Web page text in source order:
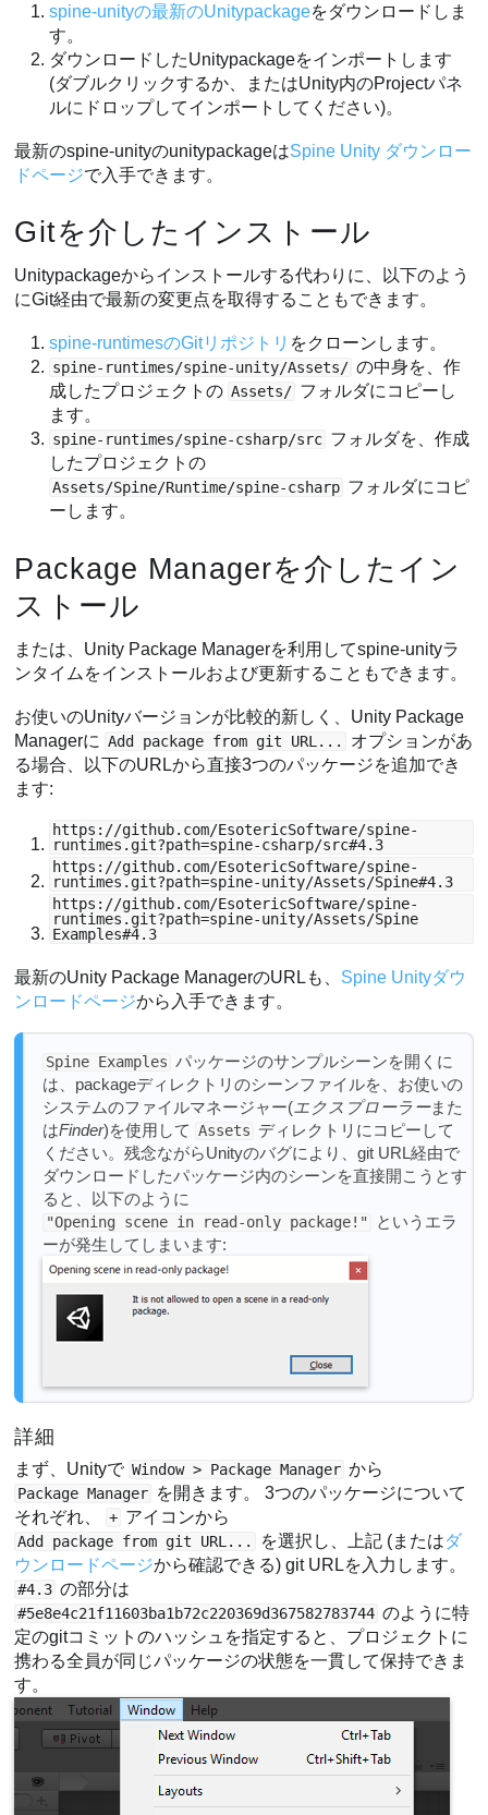
spine-unityの最新のUnitypackageをダウンロードしま
す。
ダウンロードしたUnitypackageをインポートします
(ダブルクリックするか、またはUnity内のProjectパネ
ルにドロップしてインポートしてください)。
最新のspine-unityのunitypackageはSpine Unity ダウンロー
ドページで入手できます。
Gitを介したインストール
Unitypackageからインストールする代わりに、以下のよう
にGit経由で最新の変更点を取得することもできます。
spine-runtimesのGitリポジトリ をクローンします。
spine-runtimes/spine-unity/Assets/ の中身を、作
成したプロジェクトの Assets/ フォルダにコピーし
ます。
spine-runtimes/spine-csharp/src フォルダを、作成
したプロジェクトの
Assets/Spine/Runtime/spine-csharp フォルダにコピ
ーします。
Package Managerを介したイン
ストール
または、Unity Package Managerを利用してspine-unityラ
ンタイムをインストールおよび更新することもできます。
お使いのUnityバージョンが比較的新しく、Unity Package
Managerに Add package from git URL...
オプションがあ
る場合、以下のURLから直接3つのパッケージを追加でき
ます:
https://github.com/EsotericSoftware/spine-
runtimes.git?path=spine-csharp/src#4.3
https://github.com/EsotericSoftware/spine-
runtimes.git?path=spine-unity/Assets/Spine#4.3
https://github.com/EsotericSoftware/spine-
runtimes.git?path=spine-unity/Assets/Spine
Examples#4.3
最新のUnity Package ManagerのURLも、 Spine Unityダウ
ンロードページから入手できます。
Spine Examples パッケージのサンプルシーンを開くに
は、packageディレクトリのシーンファイルを、お使いの
システムのファイルマネージャー(エクスプローラーまた
はFinder)を使用して Assets ディレクトリにコピーして
ください。残念ながらUnityのバグにより、git URL経由で
ダウンロードしたパッケージ内のシーンを直接開こうとす
ると、以下のように
"Opening scene in read-only package!"
というエラ
ーが発生してしまいます:
詳細
まず、Unityで Window > Package Manager から
Package Manager を開きます。 3つのパッケージについて
それぞれ、
+ アイコンから
Add package from git URL... を選択し、上記 (またはダ
ウンロードページから確認できる) git URLを入力します。
#4.3 の部分は
#5e8e4c21f11603ba1b72c220369d367582783744 のように特
定のgitコミットのハッシュを指定すると、プロジェクトに
携わる全員が同じパッケージの状態を一貫して保持できま
す。